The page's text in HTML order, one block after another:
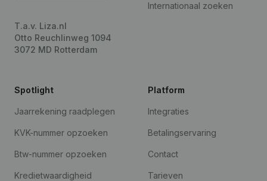
T.a.v. Liza.nl
Otto Reuchlinweg 1094
3072 MD Rotterdam
Internationaal zoeken
Spotlight
Jaarrekening raadplegen
KVK-nummer opzoeken
Btw-nummer opzoeken
Kredietwaardigheid
Platform
Integraties
Betalingservaring
Contact
Tarieven